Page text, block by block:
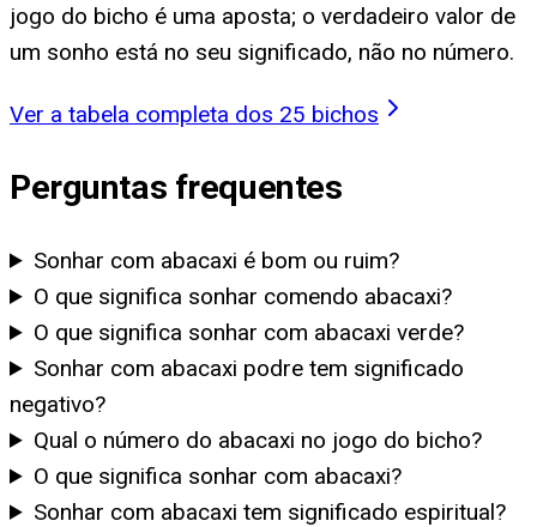
jogo do bicho é uma aposta; o verdadeiro valor de
um sonho está no seu significado, não no número.
Ver a tabela completa dos 25 bichos
Perguntas frequentes
Sonhar com abacaxi é bom ou ruim?
O que significa sonhar comendo abacaxi?
O que significa sonhar com abacaxi verde?
Sonhar com abacaxi podre tem significado
negativo?
Qual o número do abacaxi no jogo do bicho?
O que significa sonhar com abacaxi?
Sonhar com abacaxi tem significado espiritual?